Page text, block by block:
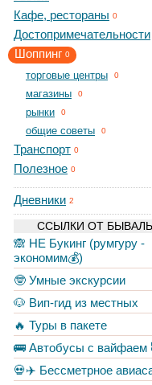
Кафе, рестораны 0
Достопримечательности
Шоппинг 0
торговые центры 0
магазины 0
рынки 0
общие советы 0
Транспорт 0
Полезное 0
Дневники 2
ССЫЛКИ ОТ
🙈 НЕ Букинг (румгуру -
экономим💰)
🤓 Умные экскурсии
🐶 Вип-гид из местных
🔥 Туры в пакете
🚌 Автобусы с вайфаем
💀✈️ Бессметрное